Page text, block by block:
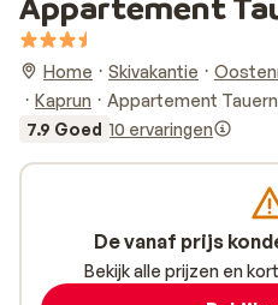
Home Skivakantie
Kaprun
Appartement Tauern
7.9 Goed 10 ervaringen
De vanaf prijs
Bekijk alle prijzen en